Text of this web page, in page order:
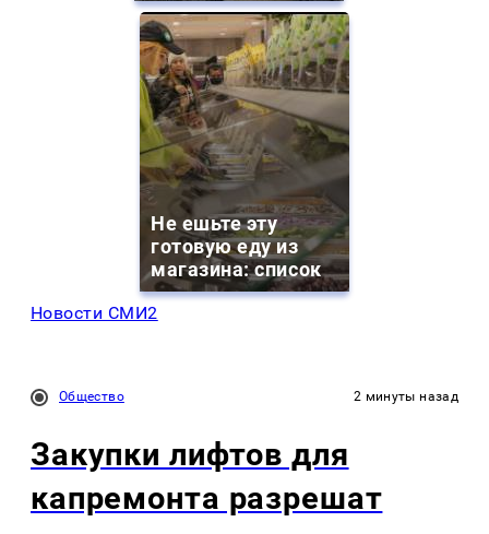
Не ешьте эту
готовую еду из
магазина: список
Новости СМИ2
Общество 2 минуты назад
Закупки лифтов для
капремонта разрешат